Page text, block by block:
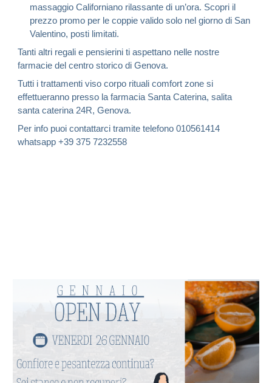
massaggio Californiano rilassante di un’ora. Scopri il
prezzo promo per le coppie valido solo nel giorno di San
Valentino, posti limitati.
Tanti altri regali e pensierini ti aspettano nelle nostre
farmacie del centro storico di Genova.
Tutti i trattamenti viso corpo rituali comfort zone si
effettueranno presso la farmacia Santa Caterina, salita
santa caterina 24R, Genova.
Per info puoi contattarci tramite telefono 010561414
whatsapp +39 375 7232558